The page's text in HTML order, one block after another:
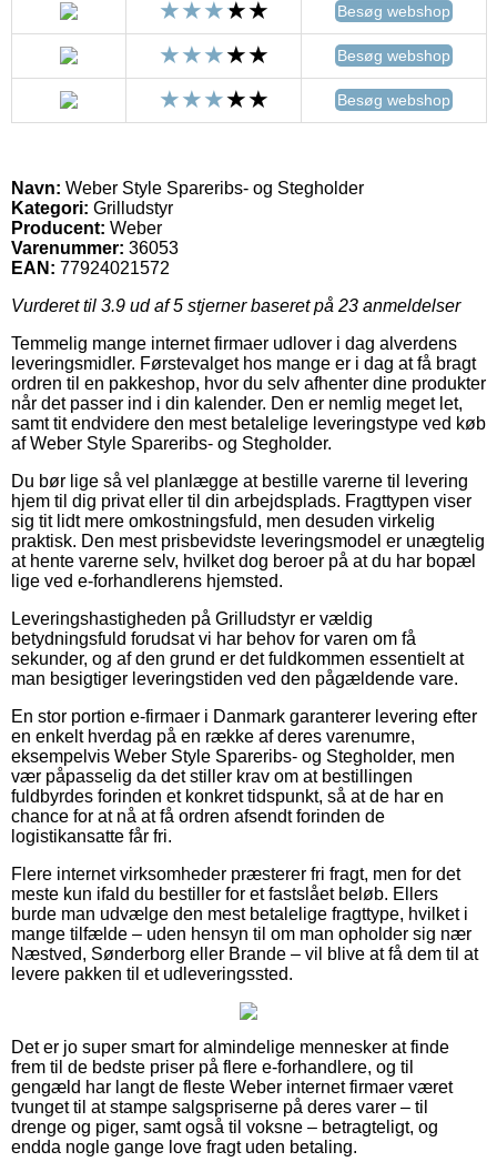
Besøg webshop
Besøg webshop
Besøg webshop
Navn: Weber Style Spareribs- og Stegholder
Kategori: Grilludstyr
Producent: Weber
Varenummer: 36053
EAN: 77924021572
Vurderet til 3.9 ud af 5 stjerner baseret på 23 anmeldelser
Temmelig mange internet firmaer udlover i dag alverdens
leveringsmidler. Førstevalget hos mange er i dag at få bragt
ordren til en pakkeshop, hvor du selv afhenter dine produkter
når det passer ind i din kalender. Den er nemlig meget let,
samt tit endvidere den mest betalelige leveringstype ved køb
af Weber Style Spareribs- og Stegholder.
Du bør lige så vel planlægge at bestille varerne til levering
hjem til dig privat eller til din arbejdsplads. Fragttypen viser
sig tit lidt mere omkostningsfuld, men desuden virkelig
praktisk. Den mest prisbevidste leveringsmodel er unægtelig
at hente varerne selv, hvilket dog beroer på at du har bopæl
lige ved e-forhandlerens hjemsted.
Leveringshastigheden på Grilludstyr er vældig
betydningsfuld forudsat vi har behov for varen om få
sekunder, og af den grund er det fuldkommen essentielt at
man besigtiger leveringstiden ved den pågældende vare.
En stor portion e-firmaer i Danmark garanterer levering efter
en enkelt hverdag på en række af deres varenumre,
eksempelvis Weber Style Spareribs- og Stegholder, men
vær påpasselig da det stiller krav om at bestillingen
fuldbyrdes forinden et konkret tidspunkt, så at de har en
chance for at nå at få ordren afsendt forinden de
logistikansatte får fri.
Flere internet virksomheder præsterer fri fragt, men for det
meste kun ifald du bestiller for et fastslået beløb. Ellers
burde man udvælge den mest betalelige fragttype, hvilket i
mange tilfælde – uden hensyn til om man opholder sig nær
Næstved, Sønderborg eller Brande – vil blive at få dem til at
levere pakken til et udleveringssted.
Det er jo super smart for almindelige mennesker at finde
frem til de bedste priser på flere e-forhandlere, og til
gengæld har langt de fleste Weber internet firmaer været
tvunget til at stampe salgspriserne på deres varer – til
drenge og piger, samt også til voksne – betragteligt, og
endda nogle gange love fragt uden betaling.